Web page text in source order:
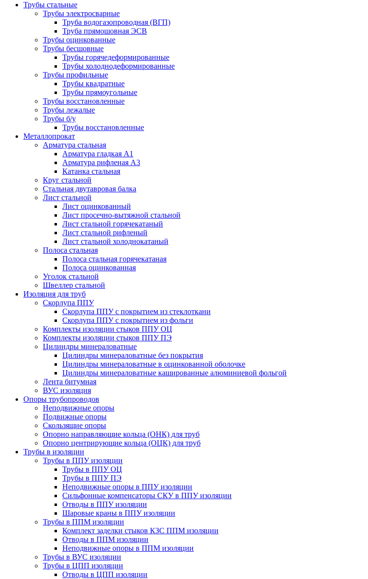
Трубы стальные
Трубы электросварные
Труба водогазопроводная (ВГП)
Труба прямошовная ЭСВ
Трубы оцинкованные
Трубы бесшовные
Трубы горячедеформированные
Трубы холоднодеформированные
Трубы профильные
Трубы квадратные
Трубы прямоугольные
Трубы восстановленные
Трубы лежалые
Трубы б/у
Трубы восстановленные
Металлопрокат
Арматура стальная
Арматура гладкая А1
Арматура рифленая А3
Катанка стальная
Круг стальной
Стальная двутавровая балка
Лист стальной
Лист оцинкованный
Лист просечно-вытяжной стальной
Лист стальной горячекатаный
Лист стальной рифленый
Лист стальной холоднокатаный
Полоса стальная
Полоса стальная горячекатаная
Полоса оцинкованная
Уголок стальной
Швеллер стальной
Изоляция для труб
Скорлупа ППУ
Скорлупа ППУ с покрытием из стеклоткани
Скорлупа ППУ с покрытием из фольги
Комплекты изоляции стыков ППУ ОЦ
Комплекты изоляции стыков ППУ ПЭ
Цилиндры минераловатные
Цилиндры минераловатные без покрытия
Цилиндры минераловатные в оцинкованной оболочке
Цилиндры минераловатные кашированные алюминиевой фольгой
Лента битумная
ВУС изоляция
Опоры трубопроводов
Неподвижные опоры
Подвижные опоры
Скользящие опоры
Опорно направляющие кольца (ОНК) для труб
Опорно центрирующие кольца (ОЦК) для труб
Трубы в изоляции
Трубы в ППУ изоляции
Трубы в ППУ ОЦ
Трубы в ППУ ПЭ
Неподвижные опоры в ППУ изоляции
Сильфонные компенсаторы СКУ в ППУ изоляции
Отводы в ППУ изоляции
Шаровые краны в ППУ изоляции
Трубы в ППМ изоляции
Комплект заделки стыков КЗС ППМ изоляции
Отводы в ППМ изоляции
Неподвижные опоры в ППМ изоляции
Трубы в ВУС изоляции
Трубы в ЦПП изоляции
Отводы в ЦПП изоляции